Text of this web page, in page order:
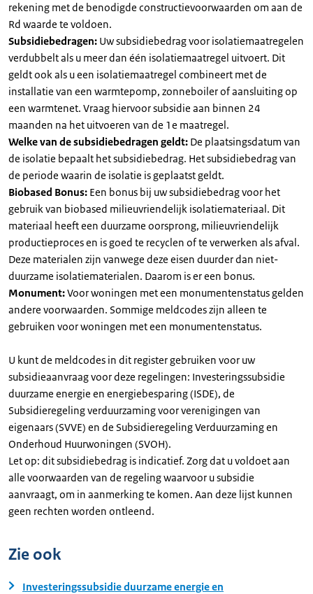
rekening met de benodigde constructievoorwaarden om aan de
Rd waarde te voldoen.
Subsidiebedragen: Uw subsidiebedrag voor isolatiemaatregelen
verdubbelt als u meer dan één isolatiemaatregel uitvoert. Dit
geldt ook als u een isolatiemaatregel combineert met de
installatie van een warmtepomp, zonneboiler of aansluiting op
een warmtenet. Vraag hiervoor subsidie aan binnen 24
maanden na het uitvoeren van de 1e maatregel.
Welke van de subsidiebedragen geldt: De plaatsingsdatum van
de isolatie bepaalt het subsidiebedrag. Het subsidiebedrag van
de periode waarin de isolatie is geplaatst geldt.
Biobased Bonus: Een bonus bij uw subsidiebedrag voor het
gebruik van biobased milieuvriendelijk isolatiemateriaal. Dit
materiaal heeft een duurzame oorsprong, milieuvriendelijk
productieproces en is goed te recyclen of te verwerken als afval.
Deze materialen zijn vanwege deze eisen duurder dan niet-
duurzame isolatiematerialen. Daarom is er een bonus.
Monument:Voor woningen met een monumentenstatus gelden
andere voorwaarden. Sommige meldcodes zijn alleen te
gebruiken voor woningen met een monumentenstatus.
U kunt de meldcodes in dit register gebruiken voor uw
subsidieaanvraag voor deze regelingen: Investeringssubsidie
duurzame energie en energiebesparing (ISDE), de
Subsidieregeling verduurzaming voor verenigingen van
eigenaars (SVVE) en de Subsidieregeling Verduurzaming en
Onderhoud Huurwoningen (SVOH).
Let op: dit subsidiebedrag is indicatief. Zorg dat u voldoet aan
alle voorwaarden van de regeling waarvoor u subsidie
aanvraagt, om in aanmerking te komen. Aan deze lijst kunnen
geen rechten worden ontleend.
Zie ook
Investeringssubsidie duurzame energie en